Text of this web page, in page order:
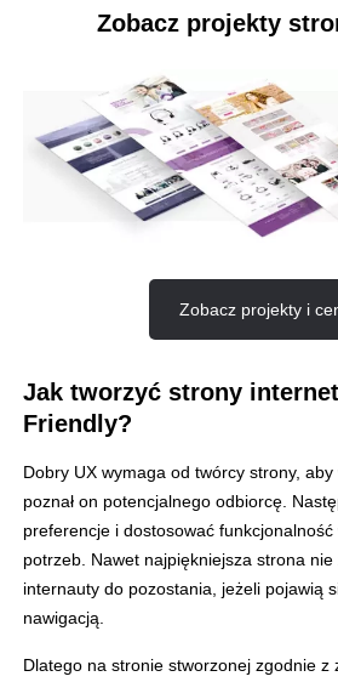
Zobacz projekty
Zobacz projekty i
Jak tworzyć strony
Friendly?
Dobry UX wymaga od twórcy strony,
poznał on potencjalnego odbiorcę.
preferencje i dostosować
potrzeb. Nawet najpiękniejsza strona
internauty do pozostania, jeżeli pojawią
nawigacją.
Dlatego na stronie stworzonej zgodnie z